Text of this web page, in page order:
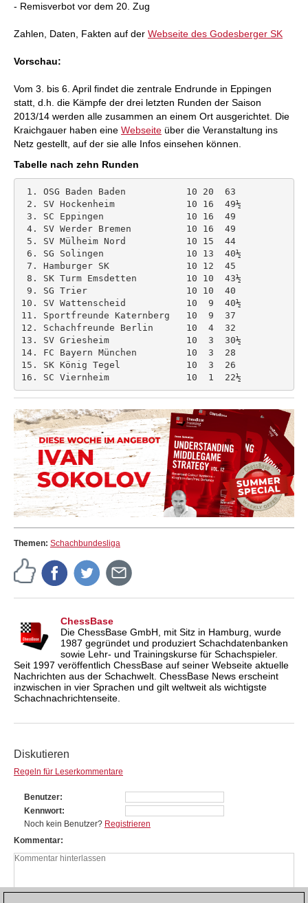
- Remisverbot vor dem 20. Zug
Zahlen, Daten, Fakten auf der Webseite des Godesberger SK
Vorschau:
Vom 3. bis 6. April findet die zentrale Endrunde in Eppingen
statt, d.h. die Kämpfe der drei letzten Runden der Saison
2013/14 werden alle zusammen an einem Ort ausgerichtet. Die
Kraichgauer haben eine Webseite über die Veranstaltung ins
Netz gestellt, auf der sie alle Infos einsehen können.
Tabelle nach zehn Runden
10. SV Wattenscheid           10  9  40½
11. Sportfreunde Katernberg   10  9  37
12. Schachfreunde Berlin      10  4  32
13. SV Griesheim              10  3  30½
14. FC Bayern München         10  3  28
15. SK König Tegel            10  3  26
16. SC Viernheim              10  1  22½
Themen: Schachbundesliga
ChessBase
Die ChessBase GmbH, mit Sitz in Hamburg, wurde
1987 gegründet und produziert Schachdatenbanken
sowie Lehr- und Trainingskurse für Schachspieler.
Seit 1997 veröffentlich ChessBase auf seiner Webseite aktuelle
Nachrichten aus der Schachwelt. ChessBase News erscheint
inzwischen in vier Sprachen und gilt weltweit als wichtigste
Schachnachrichtenseite.
Diskutieren
Regeln für Leserkommentare
Benutzer
Kennwort
Noch kein Benutzer? Registrieren
Kommentar